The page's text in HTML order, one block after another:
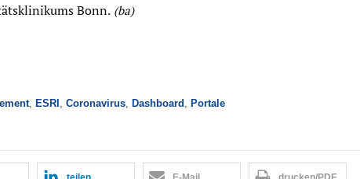
Bonn. (ba)
ESRI Coronavirus Dashboard Portale